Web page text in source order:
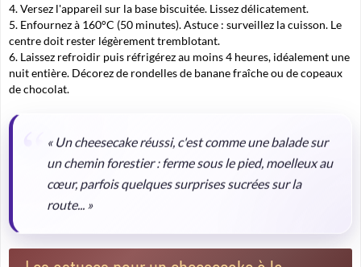
Versez l'appareil sur la base biscuitée. Lissez délicatement.
Enfournez à 160°C (50 minutes). Astuce : surveillez la cuisson. Le
centre doit rester légèrement tremblotant.
Laissez refroidir puis réfrigérez au moins4 heures, idéalement une
nuit entière. Décorez de rondelles de banane fraîche ou de copeaux
de chocolat.
« Un cheesecake réussi, c'est comme une balade sur
un chemin forestier : ferme sous le pied, moelleux au
cœur, parfois quelques surprises sucrées sur la
route... »